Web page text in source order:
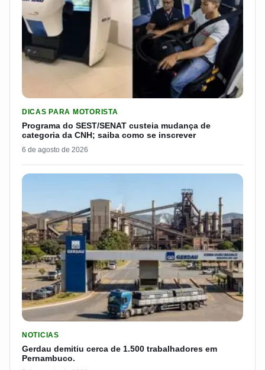
DICAS PARA MOTORISTA
Programa do SEST/SENAT custeia mudança de
categoria da CNH; saiba como se inscrever
6 de agosto de 2026
NOTICIAS
Gerdau demitiu cerca de 1.500 trabalhadores em
Pernambuco.